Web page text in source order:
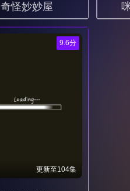
奇怪妙妙屋
9.6分
更新至104集